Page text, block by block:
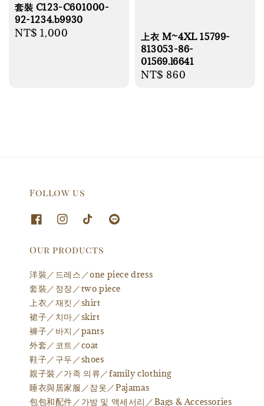
套裝 C123-C601000-
92-1234.b9930
Regular
NT$ 1,000
上衣 M~4XL 15799-
813053-86-
01569.l6641
Regular
NT$ 860
Follow us
Our products
洋裝／드레스／one piece dress
套裝／정장／two piece
上衣／재킷／shirt
裙子／치마／skirt
褲子／바지／pants
外套／코트／coat
鞋子／구두／shoes
親子裝／가족 의류／family clothing
睡衣與居家服／잠옷／Pajamas
包包和配件／가방 및 액세서리／Bags & Accessories